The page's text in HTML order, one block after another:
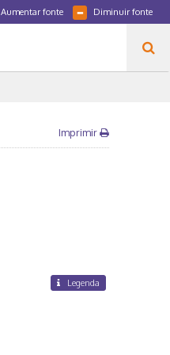
Diminuir fonte
Aumentar fonte
Imprimir
Legenda